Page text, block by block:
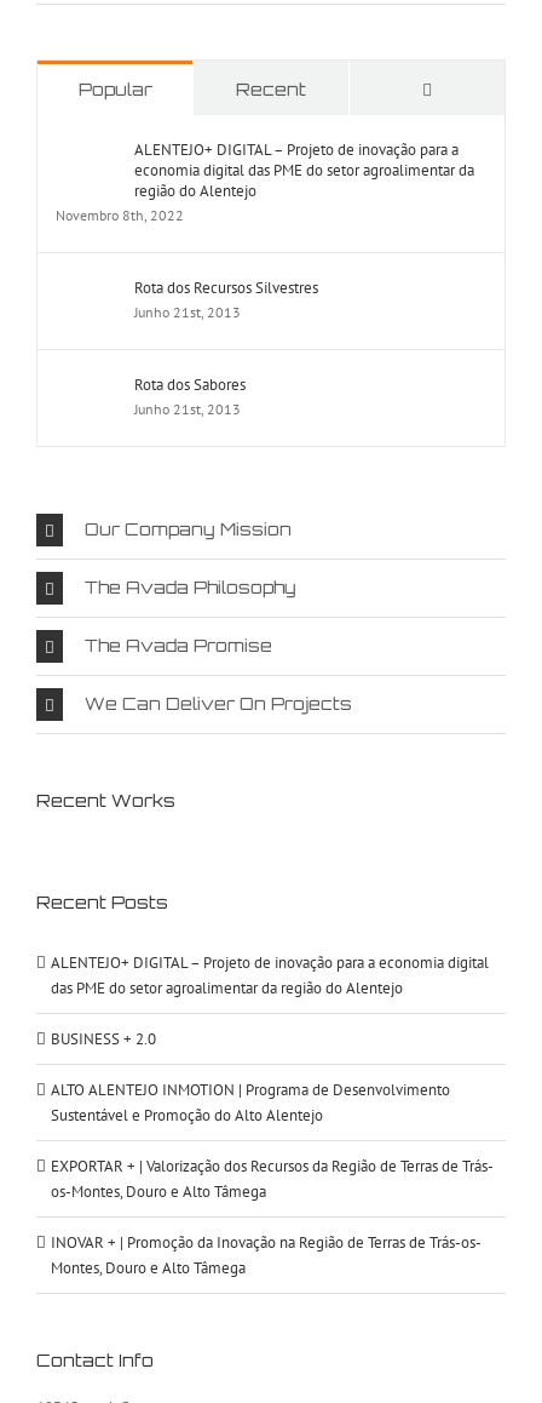
Popular Recent
ALENTEJO+ DIGITAL – Projeto de inovação para a
economia digital das PME do setor agroalimentar da
região do Alentejo
Novembro 8th, 2022
Rota dos Recursos Silvestres
Junho 21st, 2013
Rota dos Sabores
Junho 21st, 2013
Our Company Mission
The Avada Philosophy
The Avada Promise
We Can Deliver On Projects
Recent Works
Recent Posts
ALENTEJO+ DIGITAL – Projeto de inovação para a economia digital
das PME do setor agroalimentar da região do Alentejo
BUSINESS + 2.0
ALTO ALENTEJO INMOTION | Programa de Desenvolvimento
Sustentável e Promoção do Alto Alentejo
EXPORTAR + | Valorização dos Recursos da Região de Terras de Trás-
os-Montes, Douro e Alto Tâmega
INOVAR + | Promoção da Inovação na Região de Terras de Trás-os-
Montes, Douro e Alto Tâmega
Contact Info